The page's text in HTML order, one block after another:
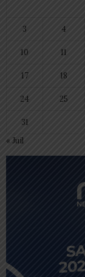
3 4
10 11
17 18
24 25
31
« Juil